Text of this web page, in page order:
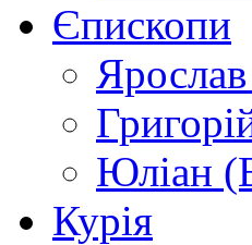
Єпископи
Юліан
Курія